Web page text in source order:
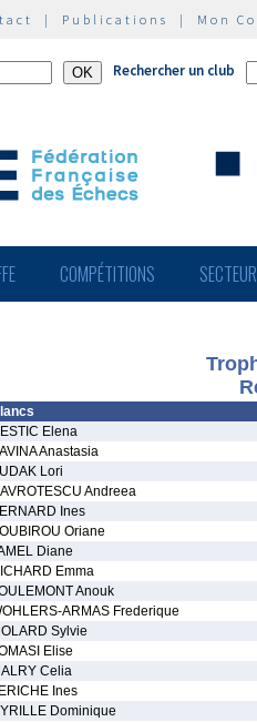
| Publications | Mon
Rechercher un club
COMPÉTITIONS
Elena
Anastasia
Lori
Andreea
Ines
Oriane
Diane
Emma
Anouk
ARMAS Frederique
Sylvie
Elise
Celia
Ines
Dominique